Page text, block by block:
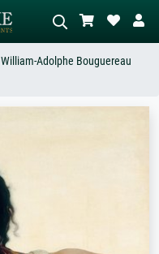
William-Adolphe Bouguereau